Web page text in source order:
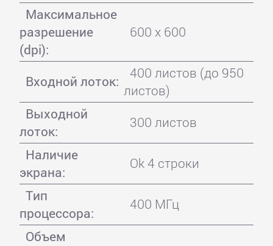
Максимальное
разрешение
(dpi):
600 x 600
Входной лоток:
400 листов (до 950
листов)
Выходной
лоток:
300 листов
Наличие
экрана:
Ok 4 строки
Тип
процессора:
400 МГц
Объем